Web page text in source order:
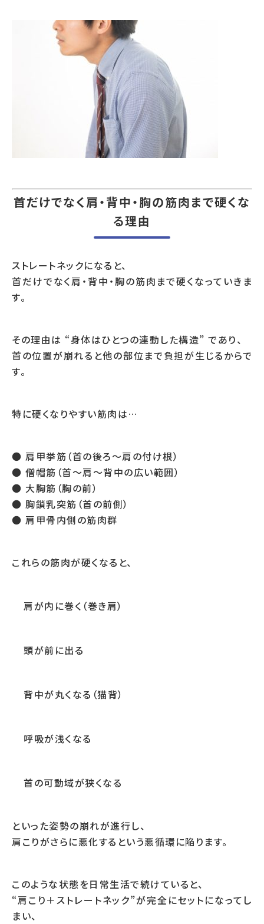
首だけでなく肩・背中・胸の筋肉まで硬くな
る理由
ストレートネックになると、
首だけでなく肩・背中・胸の筋肉まで硬くなっていきま
す。
その理由は “身体はひとつの連動した構造” であり、
首の位置が崩れると他の部位まで負担が生じるからで
す。
特に硬くなりやすい筋肉は…
● 肩甲挙筋（首の後ろ〜肩の付け根）
● 僧帽筋（首〜肩〜背中の広い範囲）
● 大胸筋（胸の前）
● 胸鎖乳突筋（首の前側）
● 肩甲骨内側の筋肉群
これらの筋肉が硬くなると、
肩が内に巻く（巻き肩）
頭が前に出る
背中が丸くなる（猫背）
呼吸が浅くなる
首の可動域が狭くなる
といった姿勢の崩れが進行し、
肩こりがさらに悪化するという悪循環に陥ります。
このような状態を日常生活で続けていると、
“肩こり＋ストレートネック”が完全にセットになってし
まい、